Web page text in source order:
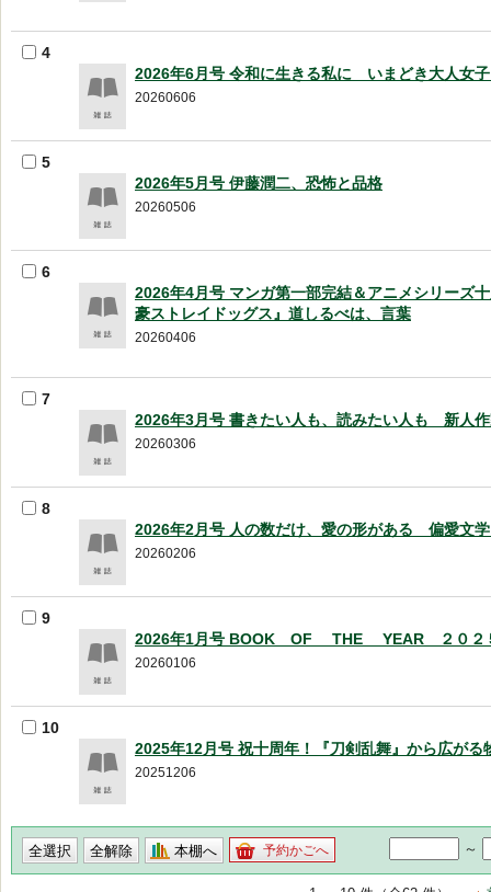
4
2026年6月号 令和に生きる私に いまどき大人女
20260606
5
2026年5月号 伊藤潤二、恐怖と品格
20260506
6
2026年4月号 マンガ第一部完結＆アニメシリーズ
豪ストレイドッグス』道しるべは、言葉
20260406
7
2026年3月号 書きたい人も、読みたい人も 新人
20260306
8
2026年2月号 人の数だけ、愛の形がある 偏愛文
20260206
9
2026年1月号 BOOK OF THE YEAR ２０２
20260106
10
2025年12月号 祝十周年！『刀剣乱舞』から広がる
20251206
本棚へ 予約かごへ ～